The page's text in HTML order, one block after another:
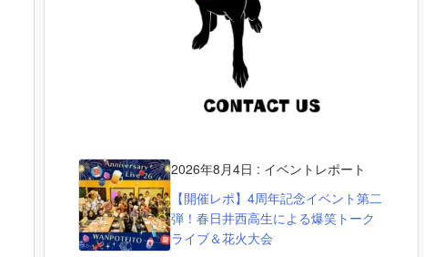
2026年8月4日 : イベントレポート
【開催レポ】4周年記念イベント第二
弾！春日井西高生による爆笑トーク
ライブ＆花火大会